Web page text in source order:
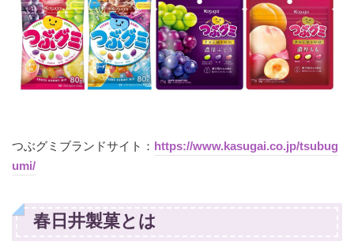
つぶグミブランドサイト： https://www.kasugai.co.jp/tsubug
umi/
春日井製菓とは